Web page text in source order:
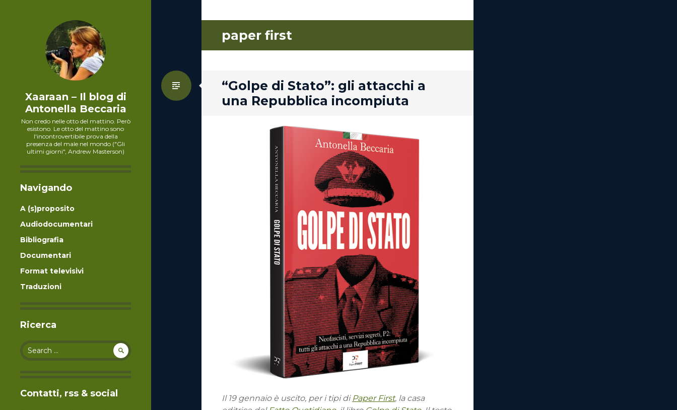
Xaaraan – Il blog di
Antonella Beccaria
Non credo nelle otto del mattino. Però
esistono. Le otto del mattino sono
l'incontrovertibile prova della
presenza del male nel mondo ("Gli
ultimi giorni", Andrew Masterson)
Navigando
A (s)proposito
Audiodocumentari
Bibliografia
Documentari
Format televisivi
Traduzioni
Ricerca
Search for:
Contatti, rss & social
paper first
“Golpe di Stato”: gli attacchi a
una Repubblica incompiuta
Standard
Il 19 gennaio è uscito, per i tipi di Paper First, la casa